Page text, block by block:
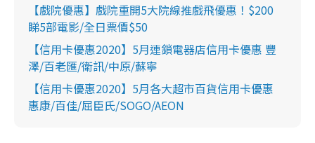
【戲院優惠】戲院重開5大院線推戲飛優惠！$200
睇5部電影/全日票價$50
【信用卡優惠2020】5月連鎖電器店信用卡優惠 豐
澤/百老匯/衛訊/中原/蘇寧
【信用卡優惠2020】5月各大超市百貨信用卡優惠
惠康/百佳/屈臣氏/SOGO/AEON